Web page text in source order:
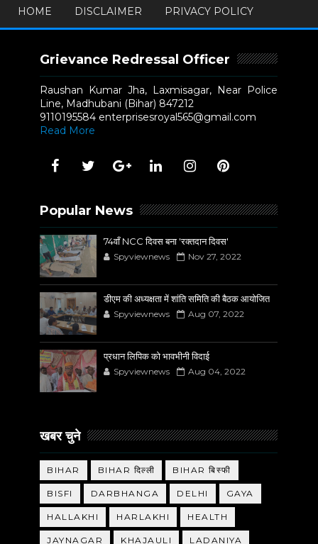
HOME DISCLAIMER PRIVACY POLICY
Grievance Redressal Officer
Raushan Kumar Jha, Laxmisagar, Near Police
Line, Madhubani (Bihar) 847212
9110195584 enterprisesroyal565@gmail.com
Read More
Popular News
74वाँ NCC दिवस बना 'रक्तदान दिवस'
Spyviewnews Nov 27, 2022
डीएम की अध्यक्षता में शांति समिति की बैठक आयोजित
Spyviewnews Aug 07, 2022
प्रधान लिपिक को भावभीनी विदाई
Spyviewnews Aug 04, 2022
खबर चुने
BIHAR BIHAR दिल्ली BIHAR बिस्फी
BISFI DARBHANGA DELHI GAYA
HALLAKHI HARLAKHI HEALTH
JAYNAGAR KHAJAULI LADANIYA